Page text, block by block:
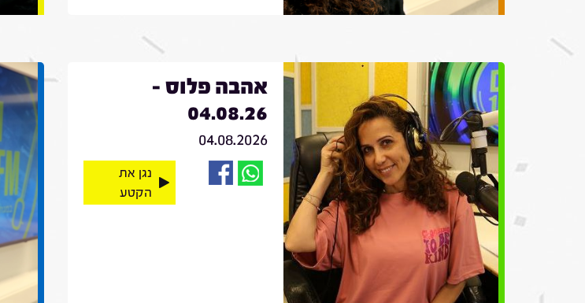
אהבה פלוס -
04.08.26
04.08.2026
נגן את
הקטע